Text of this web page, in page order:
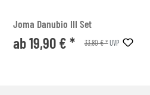
Joma Danubio III Set
ab 19,90 € * 33,80 € *UVP